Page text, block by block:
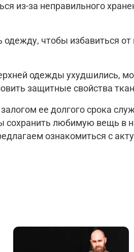
из-за неправильного
чтобы избавиться
одежды ухудшились,
защитные свойства
ее долгого срока
любимую вещь в
ознакомиться с